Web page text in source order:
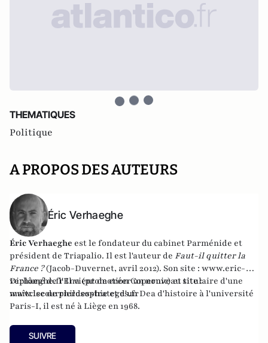
THEMATIQUES
Politique
A PROPOS DES AUTEURS
Éric Verhaeghe
Éric Verhaeghe est le fondateur du cabinet Parménide et
président de Triapalio. Il est l'auteur de Faut-il quitter la
France ?(Jacob-Duvernet, avril 2012). Son site : www.eric-
verhaeghe.frIl vient de créer un nouveau site :
www.lecourrierdesstrateges.fr
Diplômé de l'Ena (promotion Copernic) et titulaire d'une
maîtrise de philosophie et d'un Dea d'histoire à l'université
Paris-I, il est né à Liège en 1968.
SUIVRE